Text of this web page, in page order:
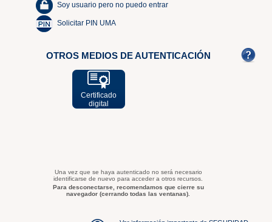
Soy usuario pero no puedo entrar
Solicitar PIN UMA
OTROS MEDIOS DE AUTENTICACIÓN
Certificado
digital
Una vez que se haya autenticado no será necesario
identificarse de nuevo para acceder a otros recursos.
Para desconectarse, recomendamos que cierre su
navegador (cerrando todas las ventanas).